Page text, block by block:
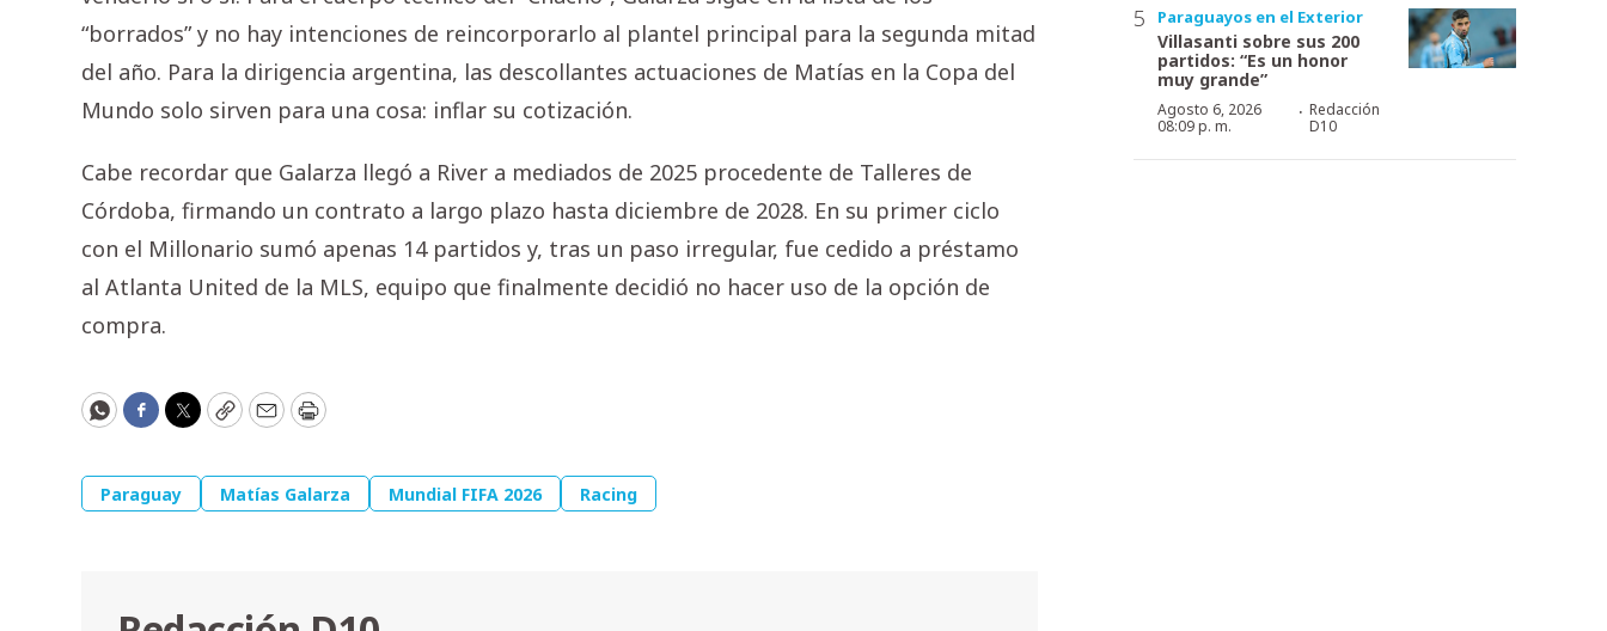
“borrados” y no hay intenciones de reincorporarlo al plantel principal para la segunda mitad
del año. Para la dirigencia argentina, las descollantes actuaciones de Matías en la Copa del
Mundo solo sirven para una cosa: inflar su cotización.
Cabe recordar que Galarza llegó a River a mediados de 2025 procedente de Talleres de
Córdoba, firmando un contrato a largo plazo hasta diciembre de 2028. En su primer ciclo
con el Millonario sumó apenas 14 partidos y, tras un paso irregular, fue cedido a préstamo
al Atlanta United de la MLS, equipo que finalmente decidió no hacer uso de la opción de
compra.
WhatsApp
Facebook
Twitter
CopyEmailPrint
Paraguay Matías Galarza Mundial FIFA 2026 Racing
Paraguayos en el Exterior
Villasanti sobre sus 200
partidos: “Es un honor
muy grande”
Agosto 6, 2026
08:09 p. m.
· Redacción
D10